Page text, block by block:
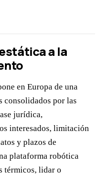
a la
en Europa de una
consolidados por las
jurídica,
interesados, limitación
y plazos de
plataforma robótica
térmicos, lidar o